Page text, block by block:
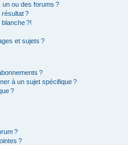
ou des forums ?
?
?!
et sujets ?
?
à un sujet spécifique ?
?
?
?